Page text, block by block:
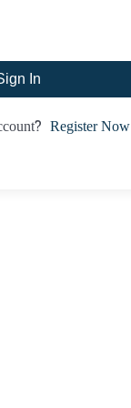
In
Register Now